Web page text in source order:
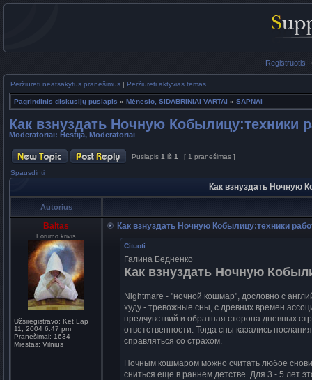
Registruotis
Peržiūrėti neatsakytus pranešimus | Peržiūrėti aktyvias temas
Pagrindinis diskusijų puslapis » Mėnesio, SIDABRINIAI VARTAI » SAPNAI
Как взнуздать Ночную Кобылицу:техники
Moderatoriai: Hestija, Moderatoriai
Puslapis 1 iš 1 [ 1 pranešimas ]
Spausdinti
Как взнуздать Ночную
Autorius
Baltas
Forumo krivis
Užsiregistravo: Ket Lap
11, 2004 6:47 pm
Pranešimai: 1634
Miestas: Vilnius
Как взнуздать Ночную Кобылицу:техники
Cituoti:
Галина Бедненко
Как взнуздать Ночную
Nightmare - "ночной кошмар", дословно с
худу - тревожные сны, с древних времен
предчувствий и обратная сторона дневных
ответственности. Тогда сны казались
справляться со страхом.
Ночным кошмаром можно считать любое
сниться еще в раннем детстве. Для 3 - 5 лет